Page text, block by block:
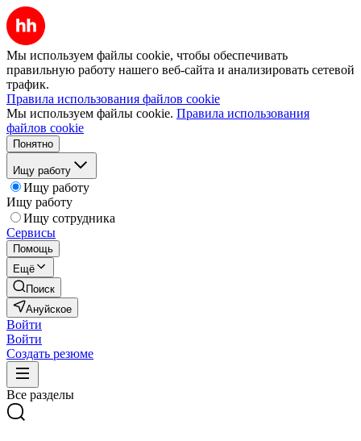
Мы используем файлы cookie, чтобы обеспечивать
правильную работу нашего веб-сайта и анализировать сетевой
трафик.
Правила использования файлов cookie
Мы используем файлы cookie. Правила использования
файлов cookie
Понятно
Ищу работу
Ищу работу
Ищу работу
Ищу сотрудника
Сервисы
Помощь
Ещё
Поиск
Ануйское
Войти
Войти
Создать резюме
Все разделы